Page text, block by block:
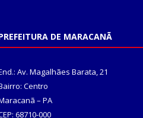
DE MARACANÃ
Av. Magalhães Barata, 21
Centro
– PA
68710-000